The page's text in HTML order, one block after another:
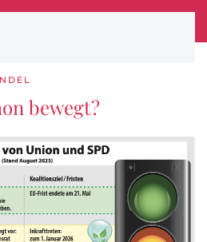
bewegt?